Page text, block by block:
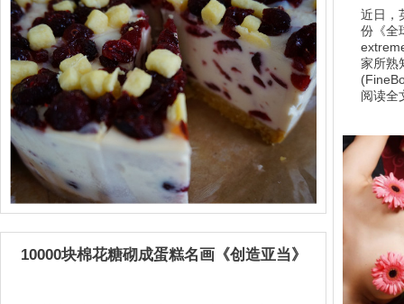
近日，
份《全
家所熟
阅读全
10000块棉花糖砌成蛋糕名画《创造亚当》